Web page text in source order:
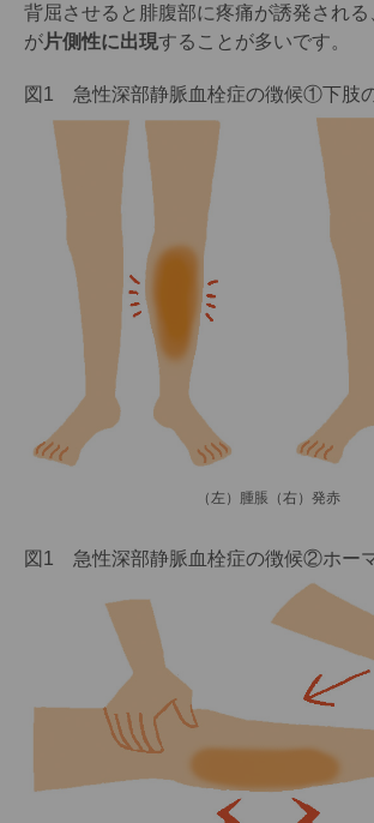
背屈させると腓腹部に疼痛が誘発される
が片側性に出現することが多いです。
図1 急性深部静脈血栓症の徴候①下肢
（左）腫脹（右）発赤
図1 急性深部静脈血栓症の徴候②ホー